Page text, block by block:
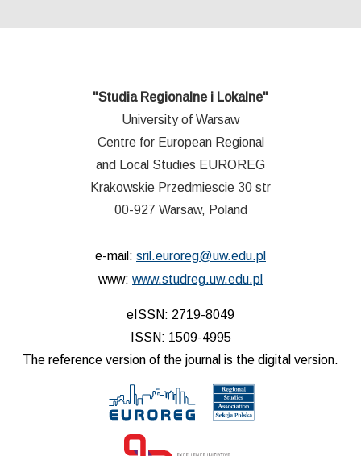
"Studia Regionalne i Lokalne"
University of Warsaw
Centre for European Regional
and Local Studies EUROREG
Krakowskie Przedmiescie 30 str
00-927 Warsaw, Poland
e-mail: sril.euroreg@uw.edu.pl
www: www.studreg.uw.edu.pl
eISSN: 2719-8049
ISSN: 1509-4995
The reference version of the journal is the digital version.